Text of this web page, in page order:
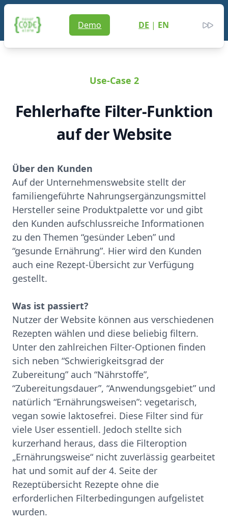
Never Code AloneDemo DE | EN
Use-Case 2
Fehlerhafte Filter-Funktion
auf der Website
Über den Kunden
Auf der Unternehmenswebsite stellt der
familiengeführte Nahrungsergänzungsmittel
Hersteller seine Produktpalette vor und gibt
den Kunden aufschlussreiche Informationen
zu den Themen “gesünder Leben” und
“gesunde Ernährung”. Hier wird den Kunden
auch eine Rezept-Übersicht zur Verfügung
gestellt.
Was ist passiert?
Nutzer der Website können aus verschiedenen
Rezepten wählen und diese beliebig filtern.
Unter den zahlreichen Filter-Optionen finden
sich neben “Schwierigkeitsgrad der
Zubereitung” auch “Nährstoffe”,
“Zubereitungsdauer”, “Anwendungsgebiet” und
natürlich “Ernährungsweisen”: vegetarisch,
vegan sowie laktosefrei. Diese Filter sind für
viele User essentiell. Jedoch stellte sich
kurzerhand heraus, dass die Filteroption
„Ernährungsweise“ nicht zuverlässig gearbeitet
hat und somit auf der 4. Seite der
Rezeptübersicht Rezepte ohne die
erforderlichen Filterbedingungen aufgelistet
wurden.